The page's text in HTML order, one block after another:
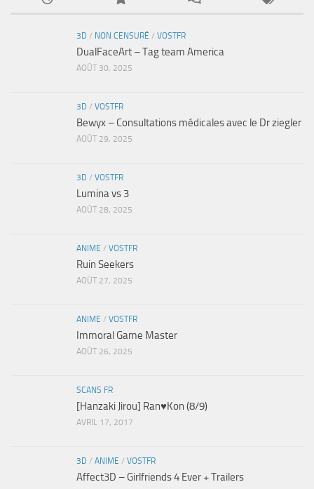
3D / NON CENSURÉ / VOSTFR
DualFaceArt – Tag team America
AOÛT 30, 2025
3D / VOSTFR
Bewyx – Consultations médicales avec le Dr ziegler
AOÛT 29, 2025
3D / VOSTFR
Lumina vs 3
AOÛT 28, 2025
ANIME / VOSTFR
Ruin Seekers
AOÛT 27, 2025
ANIME / VOSTFR
Immoral Game Master
AOÛT 26, 2025
SCANS FR
[Hanzaki Jirou] Ran♥Kon (8/9)
AVRIL 17, 2017
3D / ANIME / VOSTFR
Affect3D – Girlfriends 4 Ever + Trailers